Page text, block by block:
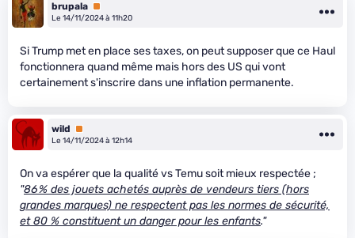
brupala Premium
Le 14/11/2024 à 11h20
Si Trump met en place ses taxes, on peut supposer que ce Haul
fonctionnera quand même mais hors des US qui vont
certainement s'inscrire dans une inflation permanente.
wild
Premium
Le 14/11/2024 à 12h14
On va espérer que la qualité vs Temu soit mieux respectée ;
"86 % des jouets achetés auprès de vendeurs tiers (hors
grandes marques) ne respectent pas les normes de sécurité,
et 80 % constituent un danger pour les enfants."